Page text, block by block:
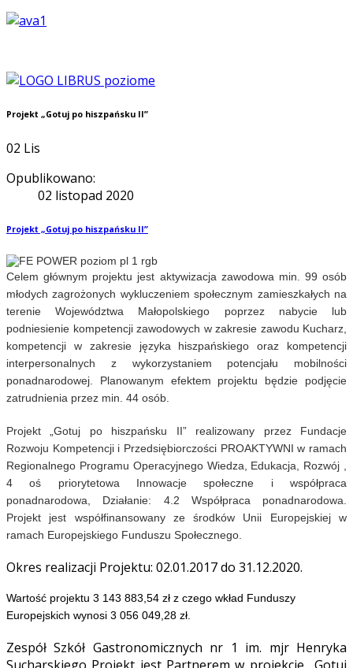
Projekt „Gotuj po hiszpańsku II”
02 Lis
Opublikowano:
02 listopad 2020
Projekt „Gotuj po hiszpańsku II”
Celem głównym projektu jest aktywizacja zawodowa min. 99 osób
młodych zagrożonych wykluczeniem społecznym zamieszkałych na
terenie Województwa Małopolskiego poprzez nabycie lub
podniesienie kompetencji zawodowych w zakresie zawodu Kucharz,
kompetencji w zakresie języka hiszpańskiego oraz kompetencji
interpersonalnych z wykorzystaniem potencjału mobilności
ponadnarodowej. Planowanym efektem projektu będzie podjęcie
zatrudnienia przez min. 44 osób.
Projekt „Gotuj po hiszpańsku II” realizowany przez Fundacje
Rozwoju Kompetencji i Przedsiębiorczości PROAKTYWNI w ramach
Regionalnego Programu Operacyjnego Wiedza, Edukacja, Rozwój ,
4 oś priorytetowa Innowacje społeczne i współpraca
ponadnarodowa, Działanie: 4.2 Współpraca ponadnarodowa.
Projekt jest współfinansowany ze środków Unii Europejskiej w
ramach Europejskiego Funduszu Społecznego.
Okres realizacji Projektu: 02.01.2017 do 31.12.2020.
Wartość projektu 3 143 883,54 zł z czego wkład Funduszy
Europejskich wynosi 3 056 049,28 zł.
Zespół Szkół Gastronomicznych nr 1 im. mjr Henryka